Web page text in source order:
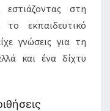
εστιάζοντας στη
το εκπαιδευτικό
γνώσεις για τη
και ένα δίχτυ